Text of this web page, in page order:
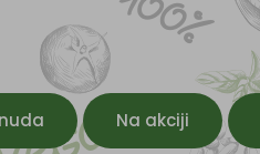
Na akciji